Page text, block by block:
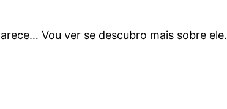
Vou ver se descubro mais sobre ele.